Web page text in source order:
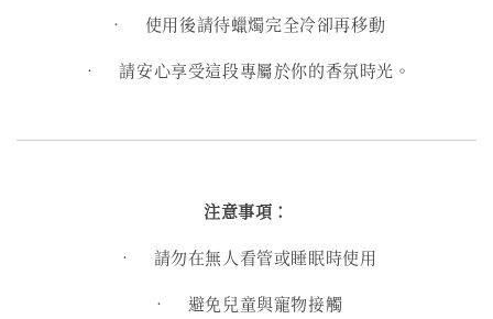
•
使用後請待蠟燭完全冷卻再移動
•
請安心享受這段專屬於你的香氛時光。
注意事項：
•
請勿在無人看管或睡眠時使用
•
避免兒童與寵物接觸